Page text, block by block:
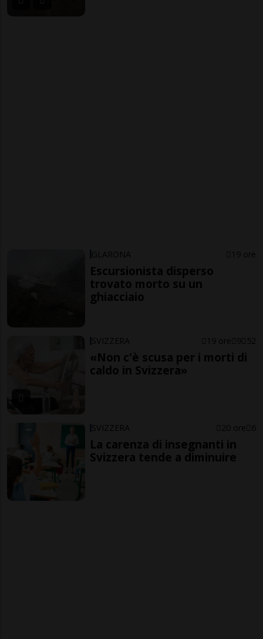
GLARONA 19 ore
Escursionista disperso
trovato morto su un
ghiacciaio
SVIZZERA 19 ore 9 52
«Non c'è scusa per i morti di
caldo in Svizzera»
SVIZZERA 20 ore 6
La carenza di insegnanti in
Svizzera tende a diminuire